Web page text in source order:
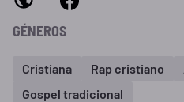
GÉNEROS
Cristiana Rap cristiano
Gospel tradicional